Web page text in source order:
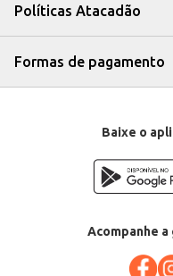
Políticas Atacadão
Formas de pagamento
Baixe o
Acompanhe